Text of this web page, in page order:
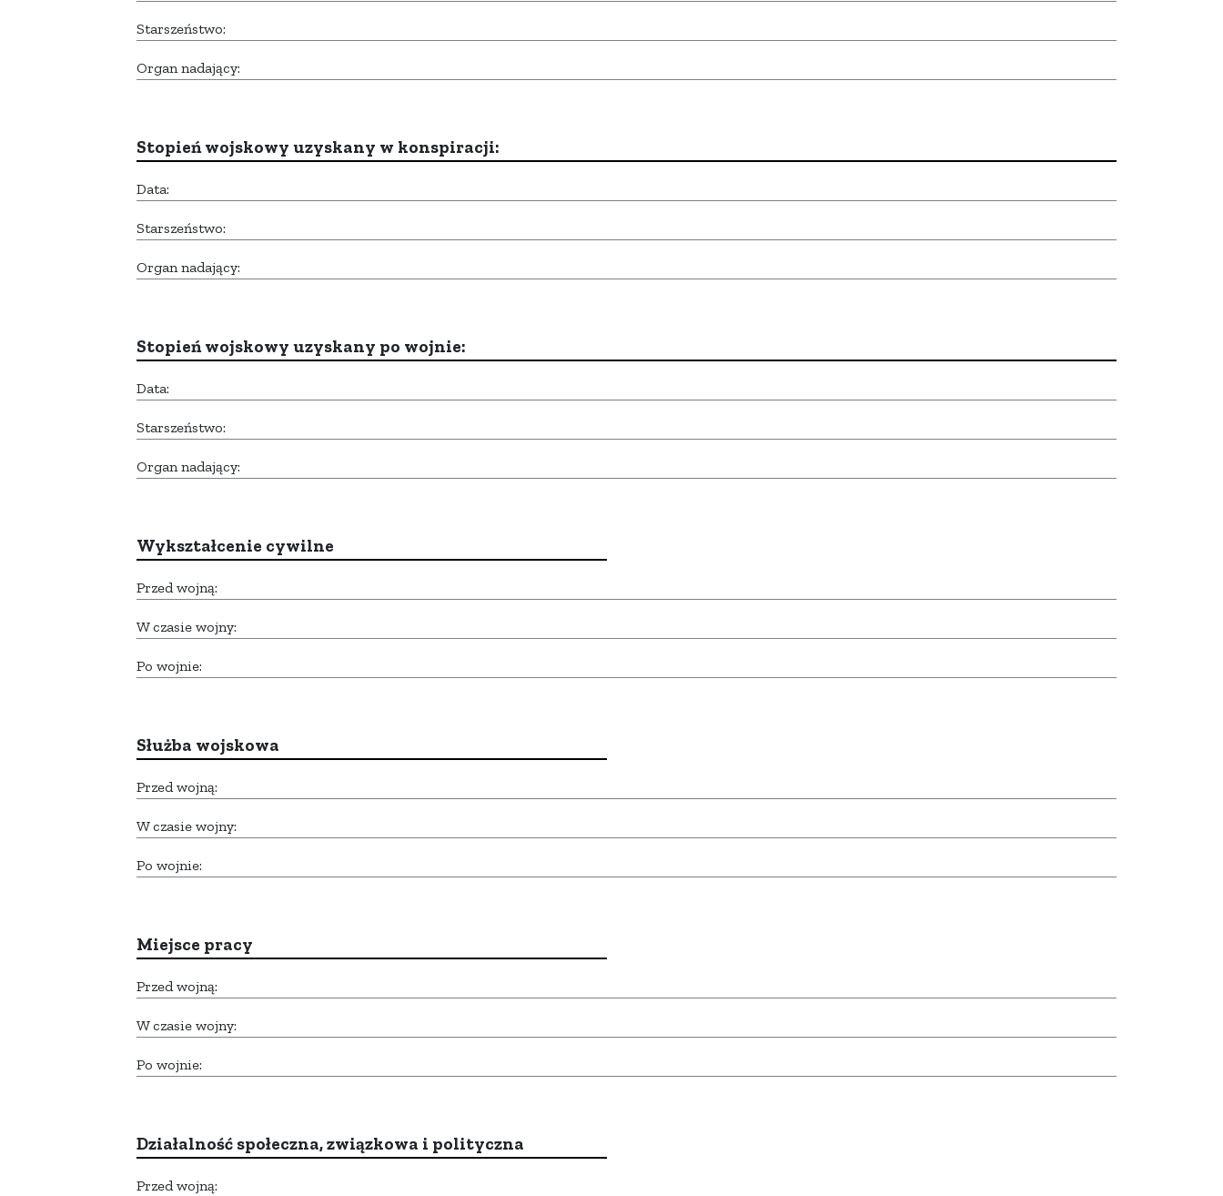
Starszeństwo:
Organ nadający:
Stopień wojskowy uzyskany w konspiracji:
Data:
Starszeństwo:
Organ nadający:
Stopień wojskowy uzyskany po wojnie:
Data:
Starszeństwo:
Organ nadający:
Wykształcenie cywilne
Przed wojną:
W czasie wojny:
Po wojnie:
Służba wojskowa
Przed wojną:
W czasie wojny:
Po wojnie:
Miejsce pracy
Przed wojną:
W czasie wojny:
Po wojnie:
Działalność społeczna, związkowa i polityczna
Przed wojną: